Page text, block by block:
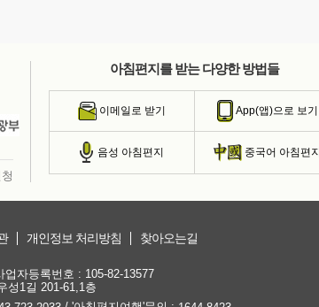
아침편지를 받는 다양한 방법들
이메일로 받기 App(앱)으로 보기
음성 아침편지 중국어 아침편지
개인정보 처리방침 찾아오는길
자등록번호 : 105-82-13577
성1길 201-61,1층